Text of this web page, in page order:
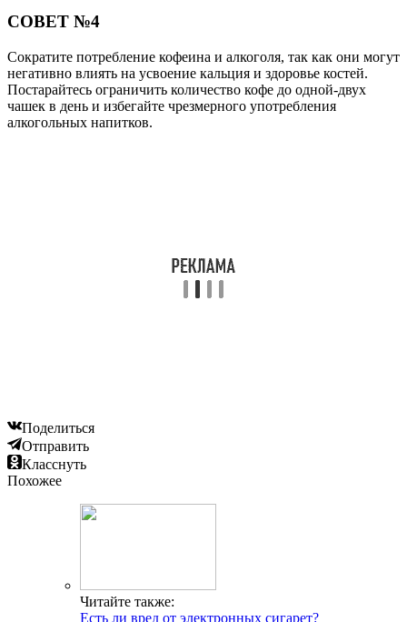
СОВЕТ №4
Сократите потребление кофеина и алкоголя, так как они могут
негативно влиять на усвоение кальция и здоровье костей.
Постарайтесь ограничить количество кофе до одной-двух
чашек в день и избегайте чрезмерного употребления
алкогольных напитков.
Поделиться
Отправить
Класснуть
Похожее
Читайте также:
Есть ли вред от электронных сигарет?